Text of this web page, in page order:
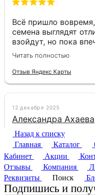
Назад к списку
Главная
Каталог
Кабинет
Акции
Отзывы
Компания
Реквизиты
Поиск
Подпишись и